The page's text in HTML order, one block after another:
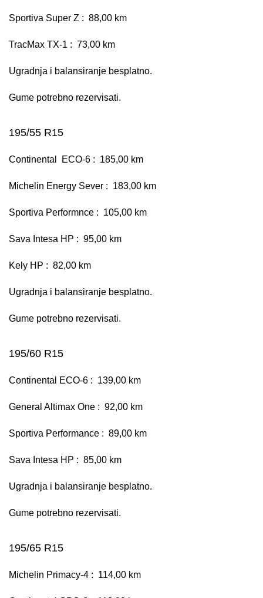
Sportiva Super Z : 88,00 km
TracMax TX-1 : 73,00 km
Ugradnja i balansiranje besplatno.
Gume potrebno rezervisati.
195/55 R15
Continental ECO-6 : 185,00 km
Michelin Energy Sever : 183,00 km
Sportiva Performnce : 105,00 km
Sava Intesa HP : 95,00 km
Kely HP : 82,00 km
Ugradnja i balansiranje besplatno.
Gume potrebno rezervisati.
195/60 R15
Continental ECO-6 : 139,00 km
General Altimax One : 92,00 km
Sportiva Performance : 89,00 km
Sava Intesa HP : 85,00 km
Ugradnja i balansiranje besplatno.
Gume potrebno rezervisati.
195/65 R15
Michelin Primacy-4 : 114,00 km